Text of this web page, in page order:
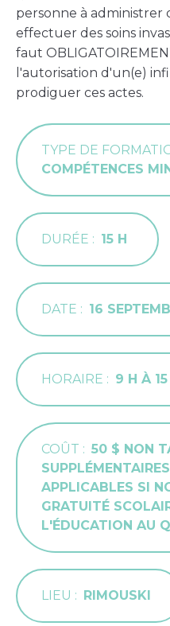
personne à administrer
effectuer des soins
faut
l'autorisation d'un(e)
prodiguer ces actes.
TYPE DE
COMPÉTENCES
DURÉE 15 H
DATE 16
HORAIRE 9 H À 15
COÛT
50 $ NON
APPLICABLES SI
GRATUITÉ
L'ÉDUCATION AU
LIEU RIMOUSKI